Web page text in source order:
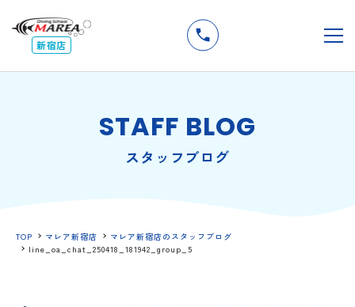
新宿店
STAFF BLOG
スタッフブログ
TOP マレア新宿店
マレア新宿店のスタッフブログ
line_oa_chat_250418_181942_group_5